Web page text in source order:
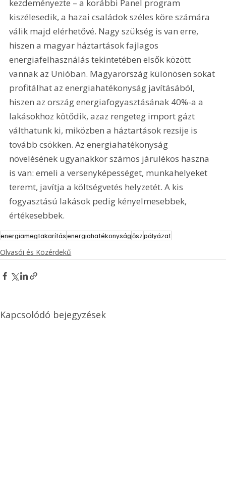
kezdeményezte – a korábbi Panel program
kiszélesedik, a hazai családok széles köre számára
válik majd elérhetővé. Nagy szükség is van erre,
hiszen a magyar háztartások fajlagos
energiafelhasználás tekintetében elsők között
vannak az Unióban. Magyarország különösen sokat
profitálhat az energiahatékonyság javításából,
hiszen az ország energiafogyasztásának 40%-a a
lakásokhoz kötődik, azaz rengeteg import gázt
válthatunk ki, miközben a háztartások rezsije is
tovább csökken. Az energiahatékonyság
növelésének ugyanakkor számos járulékos haszna
is van: emeli a versenyképességet, munkahelyeket
teremt, javítja a költségvetés helyzetét. A kis
fogyasztású lakások pedig kényelmesebbek,
értékesebbek.
energiamegtakarításenergiahatékonyságőszpályázat
Olvasói és Közérdekű
Kapcsolódó bejegyzések